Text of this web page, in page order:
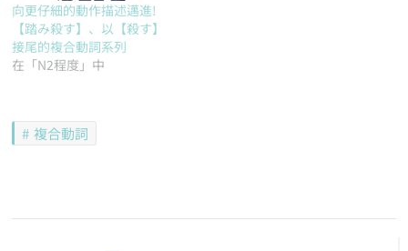
向更仔細的動作描述邁進!
【踏み殺す】、以【殺す】
接尾的複合動詞系列
在「N2程度」中
複合動詞